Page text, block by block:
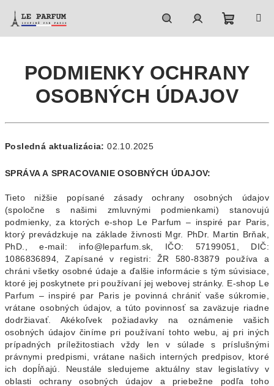
HľadaťPrihlásenie
košík
PODMIENKY OCHRANY
OSOBNÝCH ÚDAJOV
Posledná aktualizácia:02.10.2025
SPRÁVA A SPRACOVANIE OSOBNÝCH ÚDAJOV:
Tieto nižšie popísané zásady ochrany osobných údajov
(spoločne s našimi zmluvnými podmienkami) stanovujú
podmienky, za ktorých e-shop Le Parfum – inspiré par Paris,
ktorý prevádzkuje na základe živnosti Mgr. PhDr. Martin Brňak,
PhD., e-mail: info@leparfum.sk, IČO: 57199051, DIČ:
1086836894, Zapísané v registri: ŽR 580-83879 používa a
chráni všetky osobné údaje a ďalšie informácie s tým súvisiace,
ktoré jej poskytnete pri používaní jej webovej stránky. E-shop Le
Parfum – inspiré par Paris je povinná chrániť vaše súkromie,
vrátane osobných údajov, a túto povinnosť sa zaväzuje riadne
dodržiavať. Akékoľvek požiadavky na oznámenie vašich
osobných údajov činíme pri používaní tohto webu, aj pri iných
prípadných príležitostiach vždy len v súlade s príslušnými
právnymi predpismi, vrátane našich interných predpisov, ktoré
ich dopĺňajú. Neustále sledujeme aktuálny stav legislatívy v
oblasti ochrany osobných údajov a priebežne podľa toho